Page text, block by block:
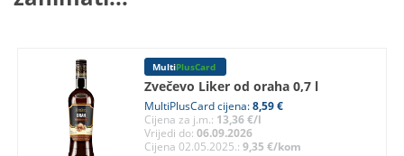
MultiPlusCard
Zvečevo Liker od oraha 0,7 l
MultiPlusCard cijena:8,59 €
Cijena za j.m.: 13,36 €/l
Vrijedi do:06.09.2026
Cijena 02.05.2025.:9,35 €/kom